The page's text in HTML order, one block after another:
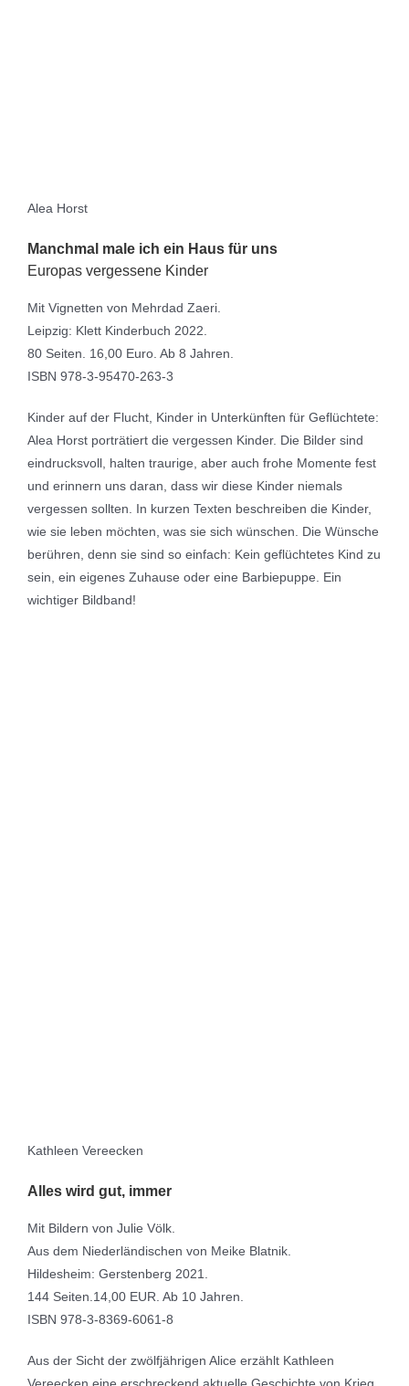
Alea Horst
Manchmal male ich ein Haus für uns
Europas vergessene Kinder
Mit Vignetten von Mehrdad Zaeri.
Leipzig: Klett Kinderbuch 2022.
80 Seiten. 16,00 Euro. Ab 8 Jahren.
ISBN 978-3-95470-263-3
Kinder auf der Flucht, Kinder in Unterkünften für Geflüchtete:
Alea Horst porträtiert die vergessen Kinder. Die Bilder sind
eindrucksvoll, halten traurige, aber auch frohe Momente fest
und erinnern uns daran, dass wir diese Kinder niemals
vergessen sollten. In kurzen Texten beschreiben die Kinder,
wie sie leben möchten, was sie sich wünschen. Die Wünsche
berühren, denn sie sind so einfach: Kein geflüchtetes Kind zu
sein, ein eigenes Zuhause oder eine Barbiepuppe. Ein
wichtiger Bildband!
Kathleen Vereecken
Alles wird gut, immer
Mit Bildern von Julie Völk.
Aus dem Niederländischen von Meike Blatnik.
Hildesheim: Gerstenberg 2021.
144 Seiten.14,00 EUR. Ab 10 Jahren.
ISBN 978-3-8369-6061-8
Aus der Sicht der zwölfjährigen Alice erzählt Kathleen